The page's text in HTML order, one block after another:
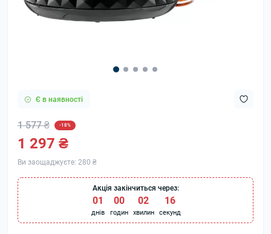
Є в наявності
1 577 ₴ -18%
1 297 ₴
Ви заощаджуєте: 280 ₴
Акція закінчиться через:
01
днів
00
годин
02
хвилин
15
секунд